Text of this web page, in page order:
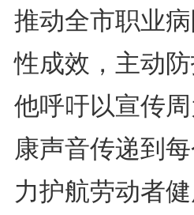
推动全市职业
性成效，主动
他呼吁以宣传
康声音传递到
力护航劳动者健